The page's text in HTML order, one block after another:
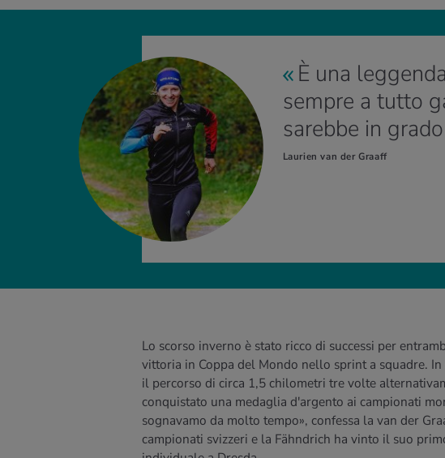
È una
sempre a tutto
sarebbe in
Laurien van der Graaff
Lo scorso inverno è stato ricco di successi per
vittoria in Coppa del Mondo nello sprint a squadre.
il percorso di circa 1,5 chilometri tre volte
conquistato una medaglia d'argento ai campionati
sognavamo da molto tempo», confessa la van der
campionati svizzeri e la Fähndrich ha vinto il suo